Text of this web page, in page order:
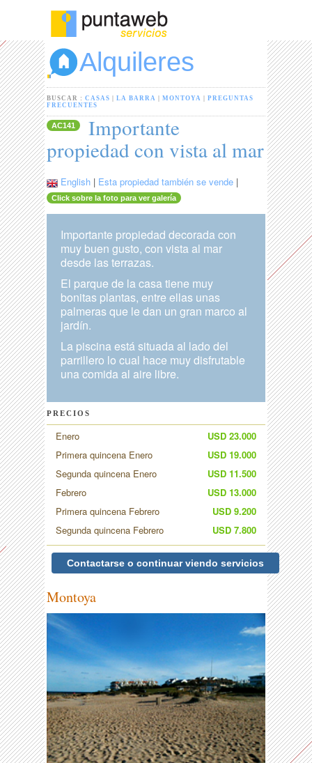
Alquileres
BUSCAR :CASAS |LA BARRA |MONTOYA |PREGUNTAS
FRECUENTES
AC141
Importante
propiedad con vista al mar
English | Esta propiedad también se vende |
Click sobre la foto para ver galería
Importante propiedad decorada con
muy buen gusto, con vista al mar
desde las terrazas.
El parque de la casa tiene muy
bonitas plantas, entre ellas unas
palmeras que le dan un gran marco al
jardín.
La piscina está situada al lado del
parrillero lo cual hace muy disfrutable
una comida al aire libre.
PRECIOS
Enero
USD 23.000
Primera quincena Enero
USD 19.000
Segunda quincena Enero
USD 11.500
Febrero
USD 13.000
Primera quincena Febrero
USD 9.200
Segunda quincena Febrero
USD 7.800
Contactarse o continuar viendo servicios
Montoya